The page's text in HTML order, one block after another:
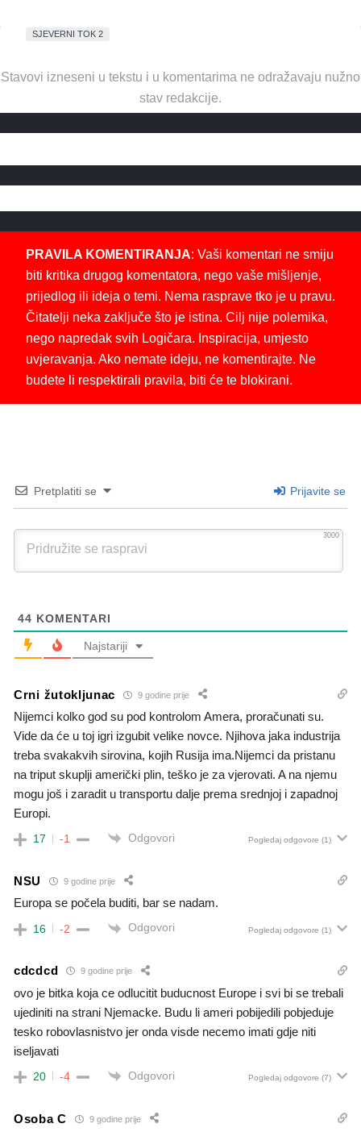
SJEVERNI TOK 2
Stavovi izneseni u tekstu i u komentarima ne odražavaju nužno
stav redakcije.
PRAVILA KOMENTIRANJA: Vaši komentari ne smiju
biti kritika drugog komentatora, nego vaše mišljenje,
prijedlog ili ideja o temi. Nema rasprave tko je u pravu.
Čitatelji neka zaključe što je istina. Cilj nije polemika,
nego napredak svih Logičara. Inspiracija, umjesto
uvjeravanja. Ako nemate ideju, ne komentirajte. Ne
budete li respektirali pravila, biti će te blokirani.
Pretplatiti se Prijavite se
3000
44 KOMENTARI
Najstariji
Crni žutokljunac 9 godine prije
Nijemci kolko god su pod kontrolom Amera, proračunati su.
Vide da će u toj igri izgubit velike novce. Njihova jaka industrija
treba svakakvih sirovina, kojih Rusija ima.Nijemci da pristanu
na triput skuplji američki plin, teško je za vjerovati. A na njemu
mogu još i zaradit u transportu dalje prema srednjoj i zapadnoj
Europi.
17 -1 Odgovori Pogledaj odgovore (1)
NSU 9 godine prije
Europa se počela buditi, bar se nadam.
16 -2 Odgovori Pogledaj odgovore (1)
cdcdcd 9 godine prije
ovo je bitka koja ce odlucitit buducnost Europe i svi bi se trebali
ujediniti na strani Njemacke. Budu li ameri pobijedili pobjeduje
tesko robovlasnistvo jer onda visde necemo imati gdje niti
iseljavati
20 -4 Odgovori Pogledaj odgovore (7)
Osoba C 9 godine prije